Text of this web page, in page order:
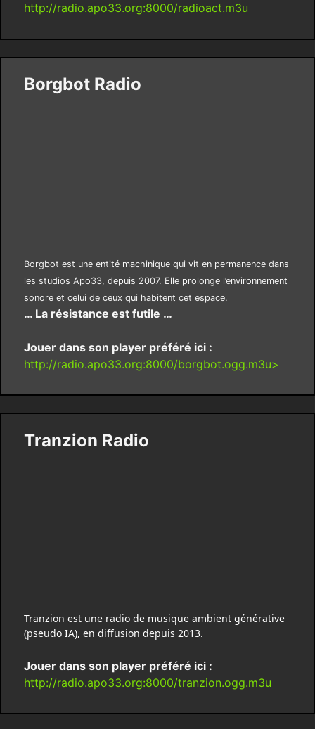
http://radio.apo33.org:8000/radioact.m3u
Borgbot Radio
Borgbot est une entité machinique qui vit en permanence dans
les studios Apo33, depuis 2007. Elle prolonge l’environnement
sonore et celui de ceux qui habitent cet espace.
… La résistance est futile …
Jouer dans son player préféré ici :
http://radio.apo33.org:8000/borgbot.ogg.m3u>
Tranzion Radio
Tranzion est une radio de musique ambient générative
(pseudo IA), en diffusion depuis 2013.
Jouer dans son player préféré ici :
http://radio.apo33.org:8000/tranzion.ogg.m3u